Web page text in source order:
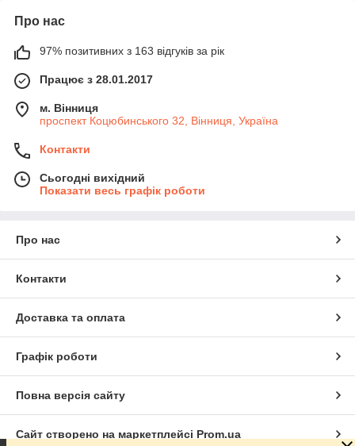
Про нас
97% позитивних з 163 відгуків за рік
Працює з 28.01.2017
м. Вінниця
проспект Коцюбинського 32, Вінниця, Україна
Контакти
Сьогодні вихідний
Показати весь графік роботи
Про нас
Контакти
Доставка та оплата
Графік роботи
Повна версія сайту
Сайт створено на маркетплейсі Prom.ua